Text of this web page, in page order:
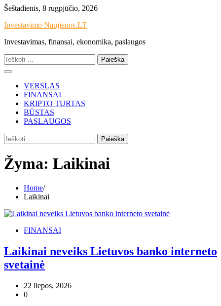
Skip
content
Šeštadienis, 8 rugpjūčio, 2026
Investavimo Naujienos.LT
Investavimas, finansai, ekonomika, paslaugos
Ieškoti:
VERSLAS
FINANSAI
KRIPTO TURTAS
BŪSTAS
PASLAUGOS
Ieškoti:
Žyma: Laikinai
Home
Laikinai
FINANSAI
Laikinai neveiks Lietuvos banko interneto
svetainė
22 liepos, 2026
0